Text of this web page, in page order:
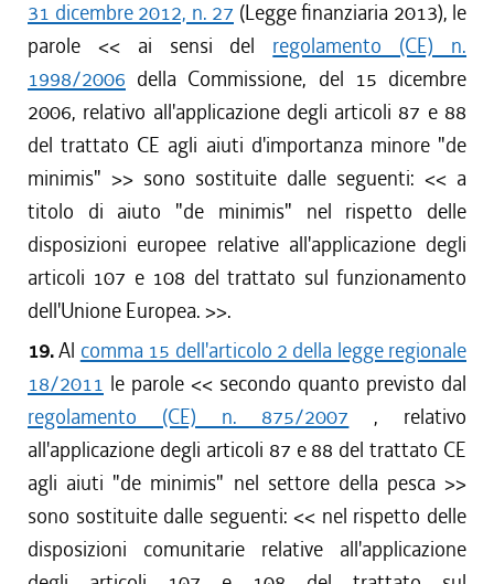
31 dicembre 2012, n. 27 (Legge finanziaria 2013), le
parole << ai sensi del regolamento (CE) n.
1998/2006 della Commissione, del 15 dicembre
2006, relativo all'applicazione degli articoli 87 e 88
del trattato CE agli aiuti d'importanza minore "de
minimis" >> sono sostituite dalle seguenti: << a
titolo di aiuto "de minimis" nel rispetto delle
disposizioni europee relative all'applicazione degli
articoli 107 e 108 del trattato sul funzionamento
dell'Unione Europea. >>.
19.Al comma 15 dell'articolo 2 della legge regionale
18/2011 le parole << secondo quanto previsto dal
regolamento (CE) n. 875/2007 , relativo
all'applicazione degli articoli 87 e 88 del trattato CE
agli aiuti "de minimis" nel settore della pesca >>
sono sostituite dalle seguenti: << nel rispetto delle
disposizioni comunitarie relative all'applicazione